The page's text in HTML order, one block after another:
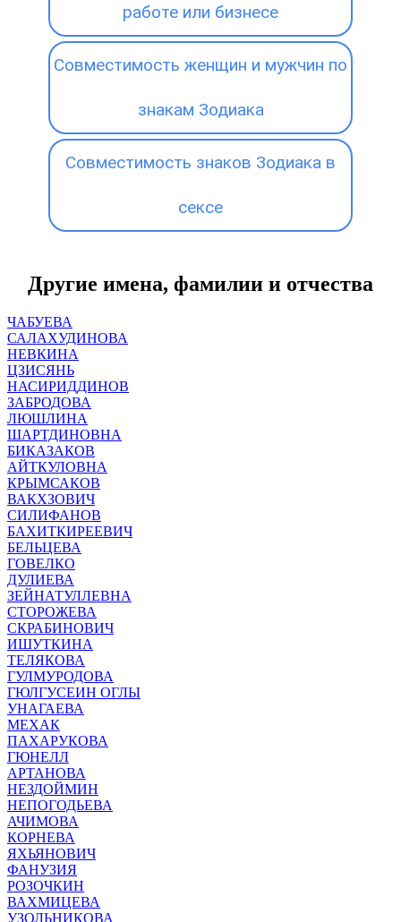
работе или бизнесе
Совместимость женщин и мужчин по
знакам Зодиака
Совместимость знаков Зодиака в
сексе
Другие имена, фамилии и отчества
ЧАБУЕВА
САЛАХУДИНОВА
НЕВКИНА
ЦЗИСЯНЬ
НАСИРИДДИНОВ
ЗАБРОДОВА
ЛЮШЛИНА
ШАРТДИНОВНА
БИКАЗАКОВ
АЙТКУЛОВНА
КРЫМСАКОВ
ВАКХЗОВИЧ
СИЛИФАНОВ
БАХИТКИРЕЕВИЧ
БЕЛЬЦЕВА
ГОВЕЛКО
ДУЛИЕВА
ЗЕЙНАТУЛЛЕВНА
СТОРОЖЕВА
СКРАБИНОВИЧ
ИШУТКИНА
ТЕЛЯКОВА
ГУЛМУРОДОВА
ГЮЛГУСЕИН ОГЛЫ
УНАГАЕВА
МЕХАК
ПАХАРУКОВА
ГЮНЕЛЛ
АРТАНОВА
НЕЗДОЙМИН
НЕПОГОДЬЕВА
АЧИМОВА
КОРНЕВА
ЯХЬЯНОВИЧ
ФАНУЗИЯ
РОЗОЧКИН
ВАХМИЦЕВА
УЗОЛЬНИКОВА